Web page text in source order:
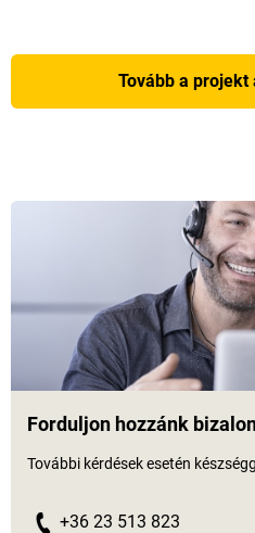
Tovább a
Forduljon hozzánk
További kérdések esetén
+36 23 513 823